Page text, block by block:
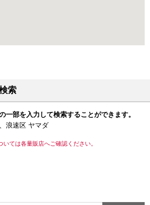
索
一部を入力して検索することができます。
浪速区 ヤマダ
ては各量販店へご確認ください。